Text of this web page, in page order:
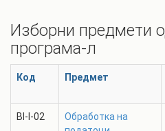
Изборни предмети
програма-л
Код Предмет
BI-I-02
Обработка на